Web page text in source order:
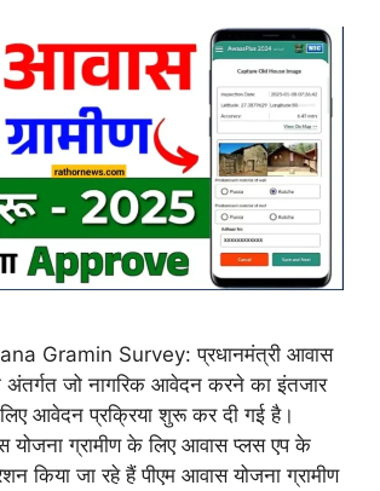
Gramin Survey: प्रधानमंत्री आवास
अंतर्गत जो नागरिक आवेदन करने का इंतजार
आवेदन प्रक्रिया शुरू कर दी गई है।
योजना ग्रामीण के लिए आवास प्लस एप के
किया जा रहे हैं पीएम आवास योजना ग्रामीण